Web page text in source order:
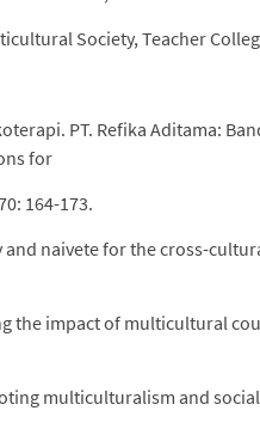
Society, Teacher
PT. Refika Aditama:
for
164-173.
and naivete for the cross-
the impact of multicultural
multiculturalism and social